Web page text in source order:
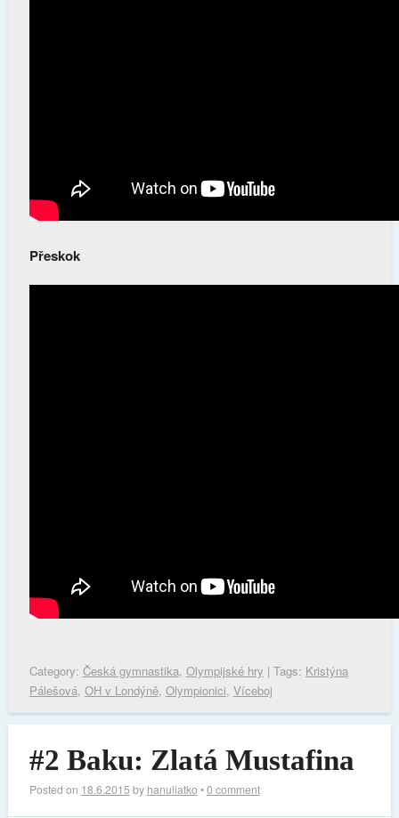
Přeskok
Category: Česká gymnastika, Olympijské hry | Tags: Kristýna
Pálešová, OH v Londýně, Olympionici, Víceboj
#2 Baku: Zlatá Mustafina
Posted on 18.6.2015 by hanuliatko •0 comment